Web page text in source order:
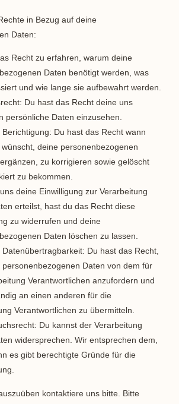
in Bezug auf deine
Daten:
Recht zu erfahren, warum deine
Daten benötigt werden, was
und wie lange sie aufbewahrt werden.
Du hast das Recht deine uns
persönliche Daten einzusehen.
Berichtigung: Du hast das Recht wann
deine personenbezogenen
zu korrigieren sowie gelöscht
zu bekommen.
deine Einwilligung zur Verarbeitung
erteilst, hast du das Recht diese
zu widerrufen und deine
Daten löschen zu lassen.
Datenübertragbarkeit: Du hast das Recht,
personenbezogenen Daten von dem für
Verantwortlichen anzufordern und
an einen anderen für die
Verantwortlichen zu übermitteln.
Du kannst der Verarbeitung
widersprechen. Wir entsprechen dem,
es gibt berechtigte Gründe für die
kontaktiere uns bitte. Bitte